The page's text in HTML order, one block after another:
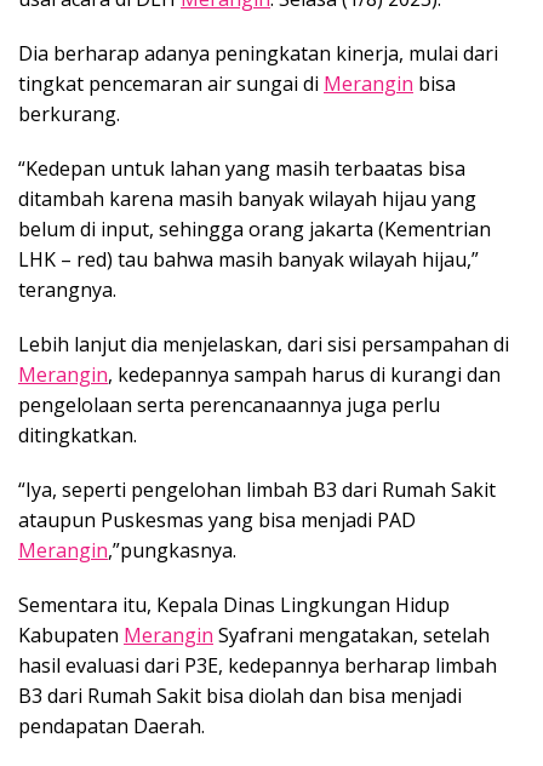
Dia berharap adanya peningkatan kinerja, mulai dari
tingkat pencemaran air sungai di Merangin bisa
berkurang.
“Kedepan untuk lahan yang masih terbaatas bisa
ditambah karena masih banyak wilayah hijau yang
belum di input, sehingga orang jakarta (Kementrian
LHK – red) tau bahwa masih banyak wilayah hijau,”
terangnya.
Lebih lanjut dia menjelaskan, dari sisi persampahan di
Merangin, kedepannya sampah harus di kurangi dan
pengelolaan serta perencanaannya juga perlu
ditingkatkan.
“Iya, seperti pengelohan limbah B3 dari Rumah Sakit
ataupun Puskesmas yang bisa menjadi PAD
Merangin,”pungkasnya.
Sementara itu, Kepala Dinas Lingkungan Hidup
Kabupaten Merangin Syafrani mengatakan, setelah
hasil evaluasi dari P3E, kedepannya berharap limbah
B3 dari Rumah Sakit bisa diolah dan bisa menjadi
pendapatan Daerah.